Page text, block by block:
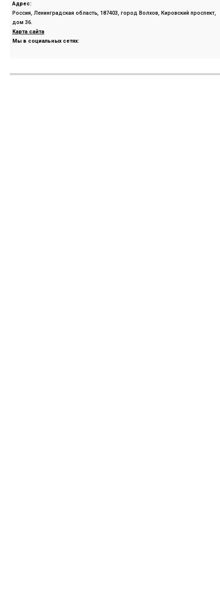
Адрес:
Россия, Ленинградская область, 187403, город Волхов, Кировский проспект,
дом 36.
Карта сайта
Мы в социальных сетях: